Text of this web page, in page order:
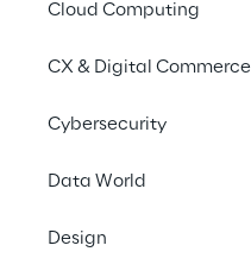
Cloud Computing
CX & Digital Commerce
Cybersecurity
Data World
Design